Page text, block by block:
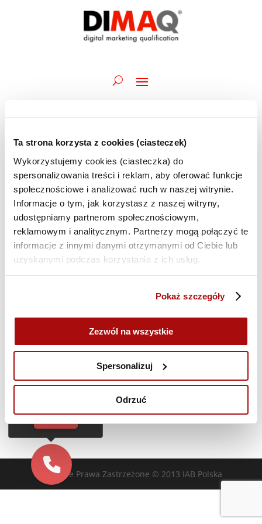
Ta strona korzysta z cookies (ciasteczek)
Wykorzystujemy cookies (ciasteczka) do
spersonalizowania treści i reklam, aby oferować funkcje
społecznościowe i analizować ruch w naszej witrynie.
Informacje o tym, jak korzystasz z naszej witryny,
udostępniamy partnerom społecznościowym,
reklamowym i analitycznym. Partnerzy mogą połączyć te
informacje z innymi danymi otrzymanymi od Ciebie lub
uzyskanymi podczas korzystania z ich usług.
Pokaż szczegóły
Zezwól na wszystkie
Spersonalizuj
Odrzuć
Wydarzenia
for
20
października
2023
po
i
20.10.2023
Wybierz
datę.
Trwające
Akademia DIMAQ Professional | M.Szczur | 18-
27.10 | szkolenie ONLINE | BRAK MIEJSC
18 października 2023 @ 13:15-27 października 2023 @ 16:00
Poprzedni dzień Następny dzień
Zasubskrybuj kalendarz
Wszelkie Prawa Zastrzeżone © 2013 IAB Polska
Cześć!
do Ciebie za darmo
TAK